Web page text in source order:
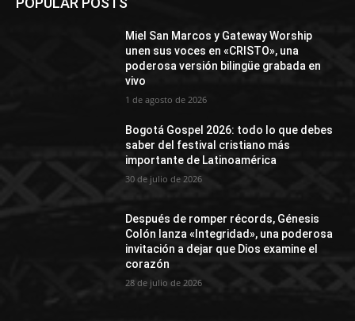
Miel San Marcos y Gateway Worship
unen sus voces en «CRISTO», una
poderosa versión bilingüe grabada en
vivo
1 de agosto de 2026
Bogotá Gospel 2026: todo lo que debes
saber del festival cristiano más
importante de Latinoamérica
30 de julio de 2026
Después de romper récords, Génesis
Colón lanza «Integridad», una poderosa
invitación a dejar que Dios examine el
corazón
28 de julio de 2026